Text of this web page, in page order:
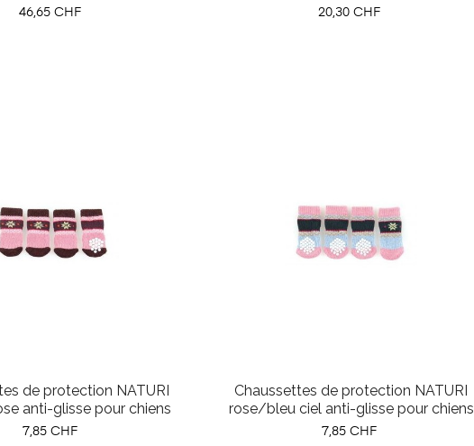
Prix
46,65 CHF Prix
20,30 CHF
de protection NATURI
anti-glisse pour chiens
Prix
7,85 CHF
Chaussettes de protection NATURI
rose/bleu ciel anti-glisse pour chiens
Prix
7,85 CHF